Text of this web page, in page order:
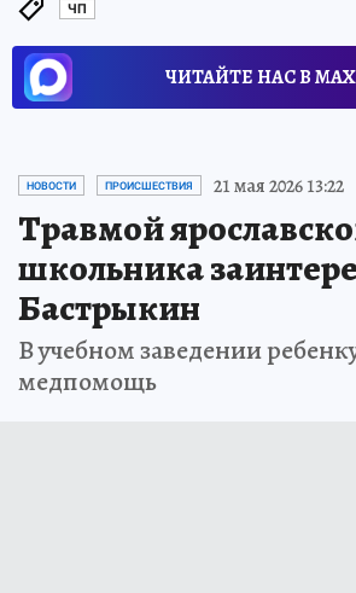
ЧП
ЧИТАЙТЕ НАС В
НОВОСТИ ПРОИСШЕСТВИЯ 21 мая 2026 13:22
Травмой
школьника
Бастрыкин
В учебном заведении
медпомощь